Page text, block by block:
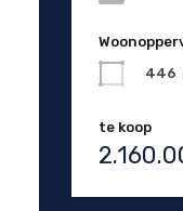
446
te koop